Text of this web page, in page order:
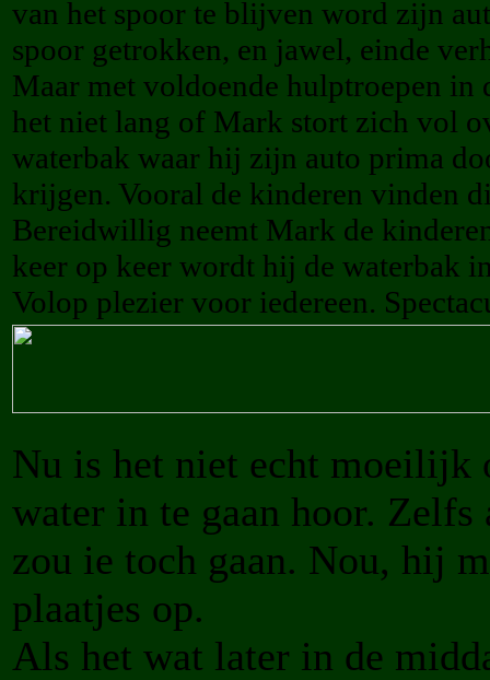
van het spoor te blijven word zijn
spoor getrokken, en jawel, einde
Maar met voldoende hulptroepen in
het niet lang of Mark stort zich vol
waterbak waar hij zijn auto prima
krijgen. Vooral de kinderen vinden
Bereidwillig neemt Mark de
keer op keer wordt hij de waterbak
Volop plezier voor iedereen.
Nu is het niet echt moeilijk
water in te gaan hoor. Zelfs
zou ie toch gaan. Nou, hij
plaatjes op.
Als het wat later in de